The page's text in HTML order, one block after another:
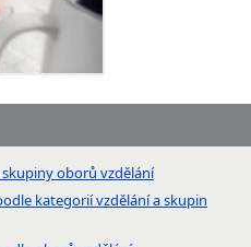
oborů vzdělání
kategorií vzdělání a skupin